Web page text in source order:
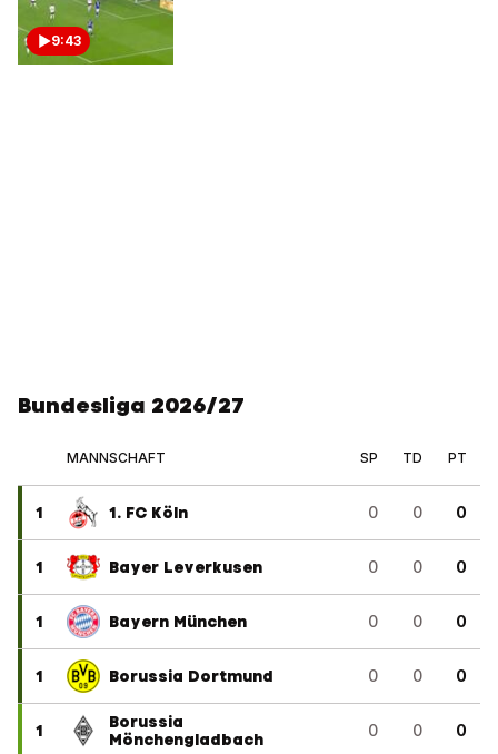
9:43
Bundesliga 2026/27
MANNSCHAFT SP TD PT
1 1. FC Köln 0 0 0
1 Bayer Leverkusen 0 0 0
1 Bayern München 0 0 0
1 Borussia Dortmund 0 0 0
1
Borussia
Mönchengladbach
0 0 0